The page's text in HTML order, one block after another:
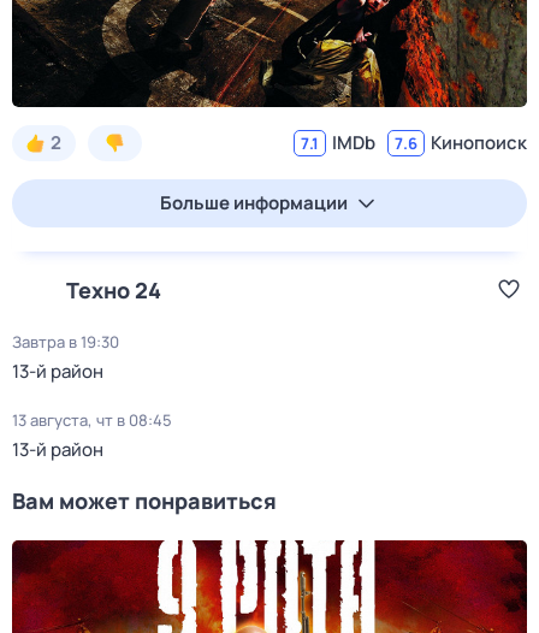
2 7.1 IMDb 7.6 Кинопоиск
Больше информации
Техно 24
Завтра в 19:30
13-й район
13 августа, чт в 08:45
13-й район
Вам может понравиться